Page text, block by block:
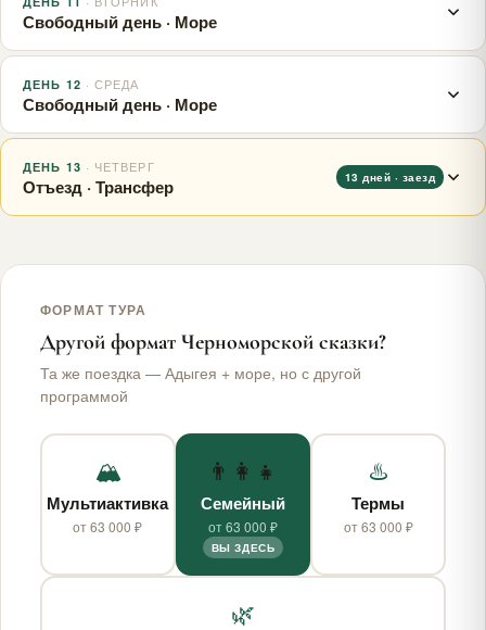
Пляж.
Свободный день · Море
Пляж.
ДЕНЬ 12 · СРЕДА
Свободный день · Море
Пляж.
ДЕНЬ 13 · ЧЕТВЕРГ
Отъезд · Трансфер 13 дней · заезд
ФОРМАТ ТУРА
Другой формат Черноморской сказки?
Та же поездка — Адыгея + море, но с другой
программой
🏔
Мультиактивка
от 63 000 ₽
👨‍👩‍👧
Семейный
от 63 000 ₽
ВЫ ЗДЕСЬ
♨️
Термы
от 63 000 ₽
🌿